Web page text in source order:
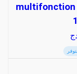
multifonction